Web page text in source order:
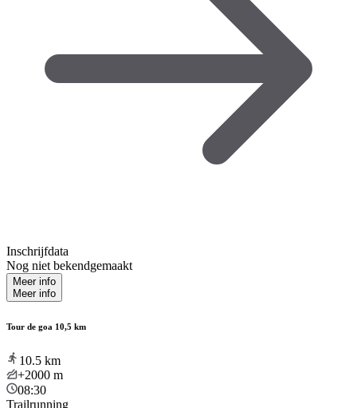
Inschrijfdata
Nog niet bekendgemaakt
Meer info
Meer info
Tour de goa 10,5 km
10.5 km
+2000 m
08:30
Trailrunning